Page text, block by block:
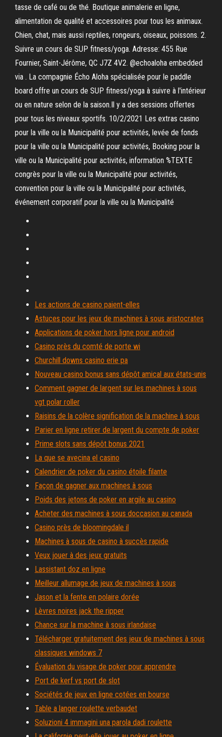
tasse de café ou de thé. Boutique animalerie en ligne,
alimentation de qualité et accessoires pour tous les animaux.
Chien, chat, mais aussi reptiles, rongeurs, oiseaux, poissons. 2.
Suivre un cours de SUP fitness/yoga. Adresse: 455 Rue
Fournier, Saint-Jérôme, QC J7Z 4V2. @echoaloha embedded
via . La compagnie Écho Aloha spécialisée pour le paddle
board offre un cours de SUP fitness/yoga à suivre à l'intérieur
ou en nature selon de la saison.Il y a des sessions offertes
pour tous les niveaux sportifs. 10/2/2021 Les extras casino
pour la ville ou la Municipalité pour activités, levée de fonds
pour la ville ou la Municipalité pour activités, Booking pour la
ville ou la Municipalité pour activités, information %TEXTE
congrès pour la ville ou la Municipalité pour activités,
convention pour la ville ou la Municipalité pour activités,
événement corporatif pour la ville ou la Municipalité
Les actions de casino paient-elles
Astuces pour les jeux de machines à sous aristocrates
Applications de poker hors ligne pour android
Casino près du comté de porte wi
Churchill downs casino erie pa
Nouveau casino bonus sans dépôt amical aux états-unis
Comment gagner de largent sur les machines à sous
vgt polar roller
Raisins de la colère signification de la machine à sous
Parier en ligne retirer de largent du compte de poker
Prime slots sans dépôt bonus 2021
La que se avecina el casino
Calendrier de poker du casino étoile filante
Façon de gagner aux machines à sous
Poids des jetons de poker en argile au casino
Acheter des machines à sous doccasion au canada
Casino près de bloomingdale il
Machines à sous de casino à succès rapide
Veux jouer à des jeux gratuits
Lassistant doz en ligne
Meilleur allumage de jeux de machines à sous
Jason et la fente en polaire dorée
Lèvres noires jack the ripper
Chance sur la machine à sous irlandaise
Télécharger gratuitement des jeux de machines à sous
classiques windows 7
Évaluation du visage de poker pour apprendre
Port de kerf vs port de slot
Sociétés de jeux en ligne cotées en bourse
Table a langer roulette verbaudet
Soluzioni 4 immagini una parola dadi roulette